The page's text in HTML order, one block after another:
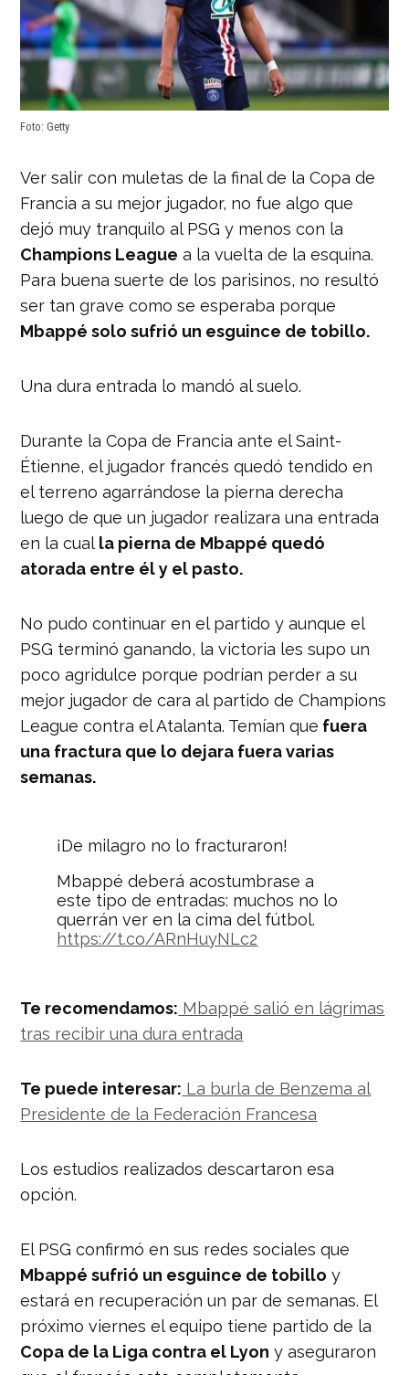
Foto: Getty
Ver salir con muletas de la final de la Copa de
Francia a su mejor jugador, no fue algo que
dejó muy tranquilo al PSG y menos con la
Champions League a la vuelta de la esquina.
Para buena suerte de los parisinos, no resultó
ser tan grave como se esperaba porque
Mbappé solo sufrió un esguince de tobillo.
Una dura entrada lo mandó al suelo.
Durante la Copa de Francia ante el Saint-
Étienne, el jugador francés quedó tendido en
el terreno agarrándose la pierna derecha
luego de que un jugador realizara una entrada
en la cual la pierna de Mbappé quedó
atorada entre él y el pasto.
No pudo continuar en el partido y aunque el
PSG terminó ganando, la victoria les supo un
poco agridulce porque podrían perder a su
mejor jugador de cara al partido de Champions
League contra el Atalanta. Temían que fuera
una fractura que lo dejara fuera varias
semanas.
¡De milagro no lo fracturaron!
Mbappé deberá acostumbrase a
este tipo de entradas: muchos no lo
querrán ver en la cima del fútbol.
https://t.co/ARnHuyNLc2
Te recomendamos: Mbappé salió en lágrimas
tras recibir una dura entrada
Te puede interesar: La burla de Benzema al
Presidente de la Federación Francesa
Los estudios realizados descartaron esa
opción.
El PSG confirmó en sus redes sociales que
Mbappé sufrió un esguince de tobillo y
estará en recuperación un par de semanas. El
próximo viernes el equipo tiene partido de la
Copa de la Liga contra el Lyon y aseguraron